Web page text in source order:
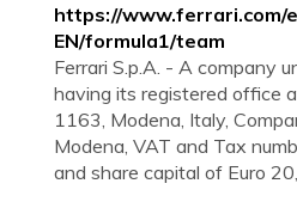
https://www.ferrari.com/
EN/formula1/team
Ferrari S.p.A. - A company
having its registered office
1163, Modena, Italy,
Modena, VAT and Tax
and share capital of Euro